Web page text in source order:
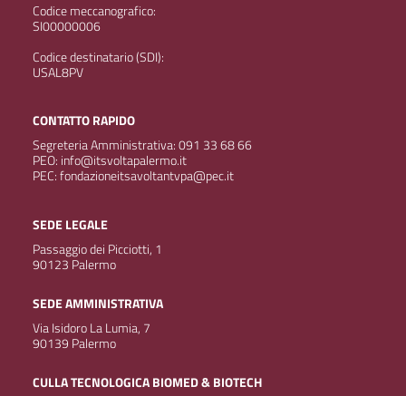
Codice meccanografico:
SI00000006
Codice destinatario (SDI):
USAL8PV
CONTATTO RAPIDO
Segreteria Amministrativa: 091 33 68 66
PEO: info@itsvoltapalermo.it
PEC: fondazioneitsavoltantvpa@pec.it
SEDE LEGALE
Passaggio dei Picciotti, 1
90123 Palermo
SEDE AMMINISTRATIVA
Via Isidoro La Lumia, 7
90139 Palermo
CULLA TECNOLOGICA BIOMED & BIOTECH